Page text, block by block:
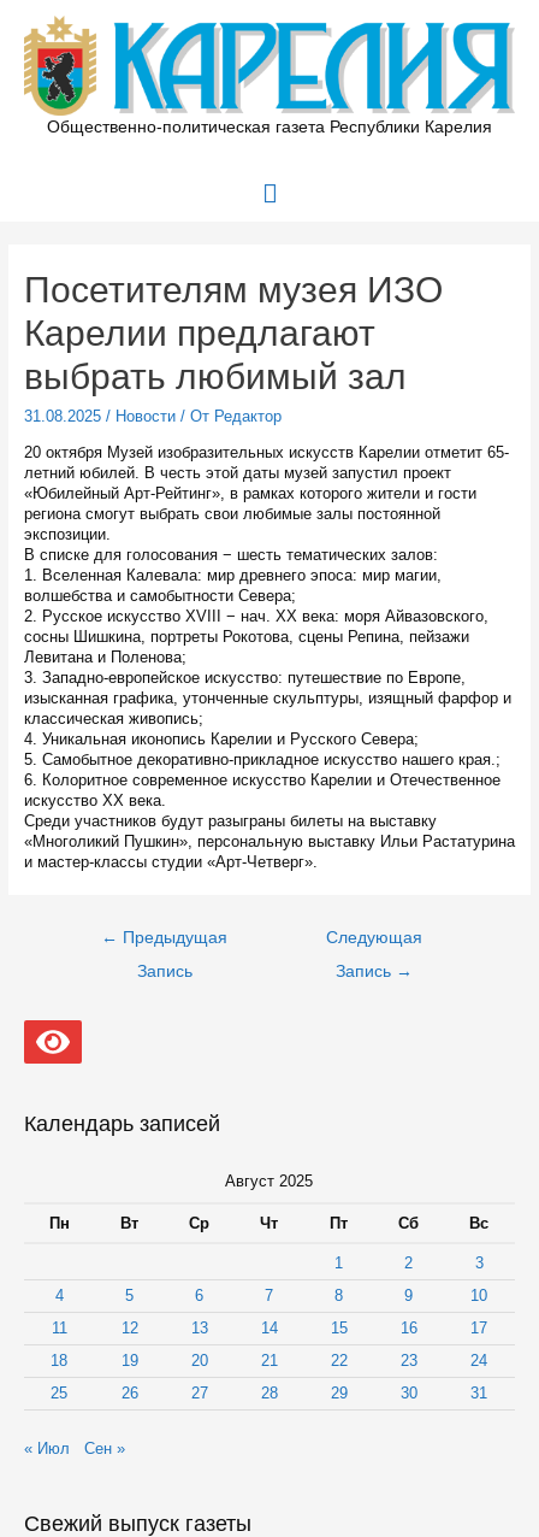
содержимому
Общественно-политическая газета Республики Карелия
Главное
Посетителям музея ИЗО
Карелии предлагают
выбрать любимый зал
31.08.2025/ Новости/ От Редактор
20 октября Музей изобразительных искусств Карелии отметит 65-
летний юбилей. В честь этой даты музей запустил проект
«Юбилейный Арт-Рейтинг», в рамках которого жители и гости
региона смогут выбрать свои любимые залы постоянной
экспозиции.
В списке для голосования − шесть тематических залов:
1. Вселенная Калевала: мир древнего эпоса: мир магии,
волшебства и самобытности Севера;
2. Русское искусство XVIII − нач. XX века: моря Айвазовского,
сосны Шишкина, портреты Рокотова, сцены Репина, пейзажи
Левитана и Поленова;
3. Западно-европейское искусство: путешествие по Европе,
изысканная графика, утонченные скульптуры, изящный фарфор и
классическая живопись;
4. Уникальная иконопись Карелии и Русского Севера;
5. Самобытное декоративно-прикладное искусство нашего края.;
6. Колоритное современное искусство Карелии и Отечественное
искусство XX века.
Среди участников будут разыграны билеты на выставку
«Многоликий Пушкин», персональную выставку Ильи Растатурина
и мастер-классы студии «Арт-Четверг».
Навигация
← Предыдущая
Запись
Следующая
Запись →
Календарь записей
Август 2025
Пн Вт Ср Чт Пт Сб Вс
1 2
3
4
5 6 7 8 9
10
11
12 13 14 15 16
17
18
19 20 21 22 23
24
25
26 27 28 29 30 31
« Июл Сен »
Свежий выпуск газеты